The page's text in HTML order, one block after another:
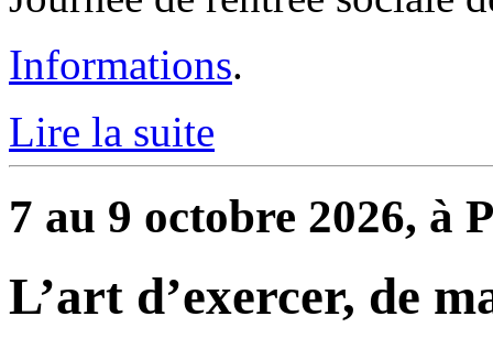
Informations.
Lire la suite
7 au 9 octobre 2026, à
L’art d’exercer, de